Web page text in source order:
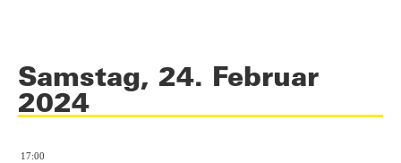
Samstag, 24. Februar
2024
17:00